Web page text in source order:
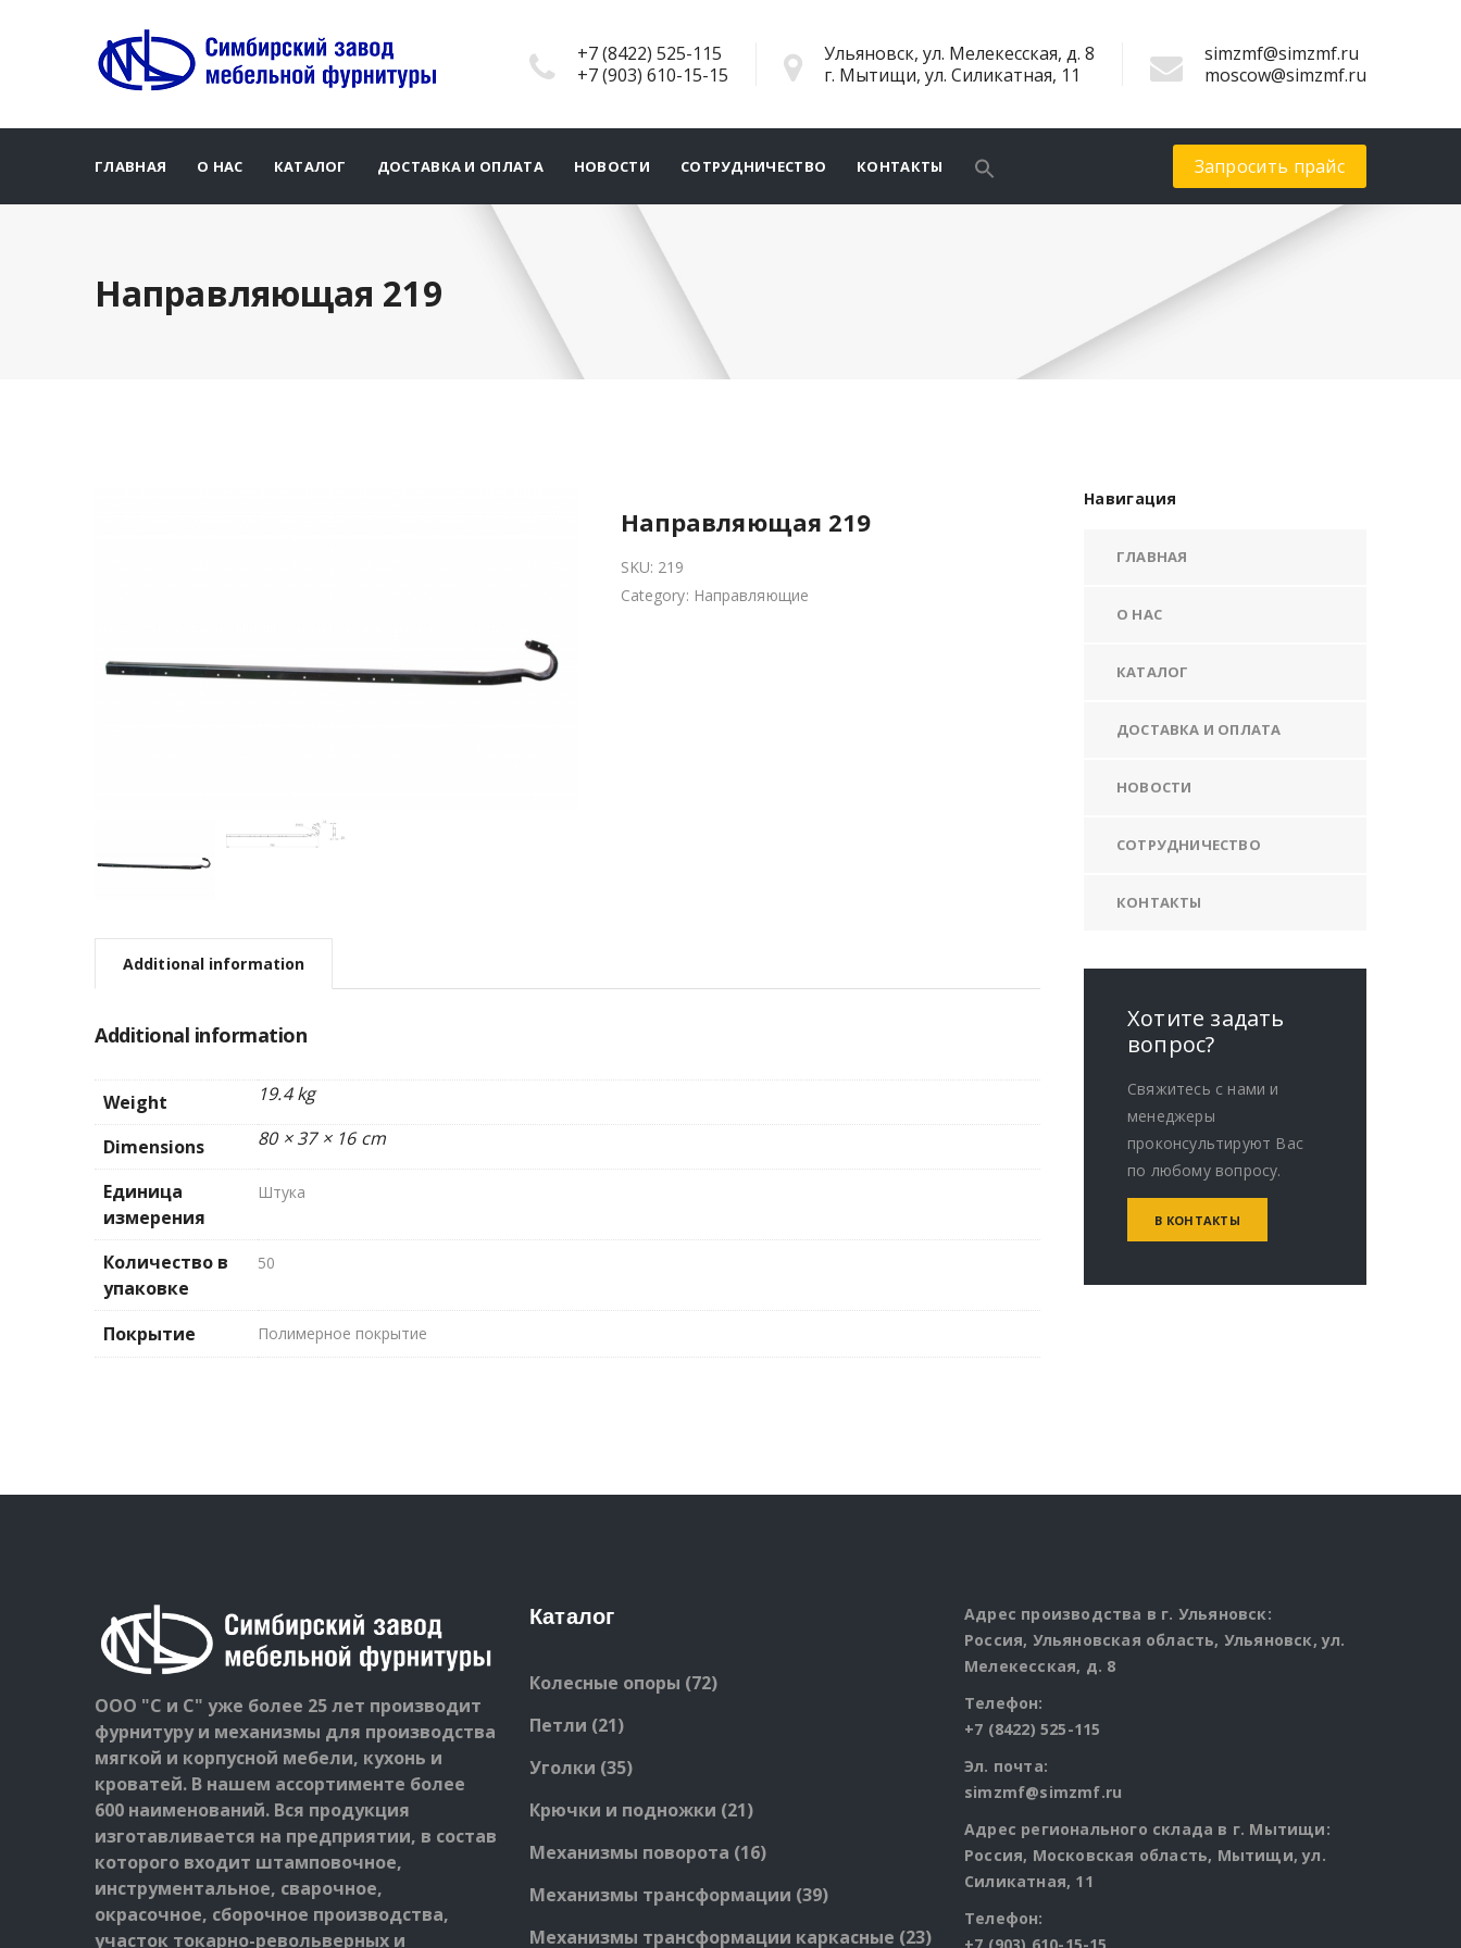
+7 (8422) 525-115
+7 (903) 610-15-15
Ульяновск, ул. Мелекесская, д. 8
г. Мытищи, ул. Силикатная, 11
simzmf@simzmf.ru
moscow@simzmf.ru
ГЛАВНАЯ О НАС КАТАЛОГ ДОСТАВКА И ОПЛАТА НОВОСТИ СОТРУДНИЧЕСТВО КОНТАКТЫ Запросить прайс
Направляющая 219
Направляющая 219
SKU: 219
Category: Направляющие
Additional information
Additional information
Weight 19.4 kg
Dimensions 80 × 37 × 16 cm
Единица
измерения
Штука
Количество в
упаковке
50
Покрытие Полимерное покрытие
Навигация
ГЛАВНАЯ
О НАС
КАТАЛОГ
ДОСТАВКА И ОПЛАТА
НОВОСТИ
СОТРУДНИЧЕСТВО
КОНТАКТЫ
Хотите задать
вопрос?
Свяжитесь с нами и
менеджеры
проконсультируют Вас
по любому вопросу.
В КОНТАКТЫ
ООО "С и С" уже более 25 лет производит
фурнитуру и механизмы для производства
мягкой и корпусной мебели, кухонь и
кроватей. В нашем ассортименте более
600 наименований. Вся продукция
изготавливается на предприятии, в состав
которого входит штамповочное,
инструментальное, сварочное,
окрасочное, сборочное производства,
участок токарно-револьверных и
Каталог
Колесные опоры 7272
Петли 2121
Уголки 3535
Крючки и подножки 2121
Механизмы поворота 1616
Механизмы трансформации 3939
Механизмы трансформации каркасные 2323
Адрес производства в г. Ульяновск:
Россия, Ульяновская область, Ульяновск, ул.
Мелекесская, д. 8
Телефон:
+7 (8422) 525-115
Эл. почта:
simzmf@simzmf.ru
Адрес регионального склада в г. Мытищи:
Россия, Московская область, Мытищи, ул.
Силикатная, 11
Телефон: